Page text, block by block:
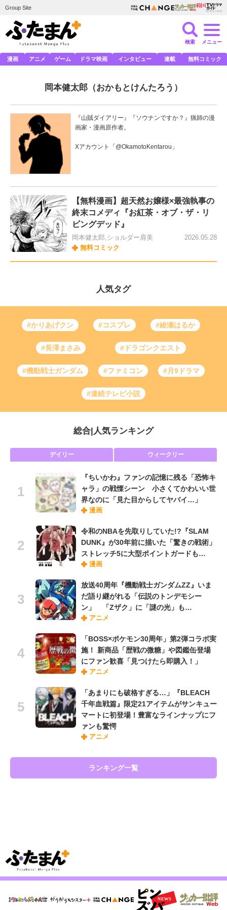
Group Site
検索 メニュー
漫画 アニメ ゲーム ドラマ映画 インタビュー 連載 無料コミック
岡本健太郎 （おかもとけんたろう）
『山賊ダイアリー』『ソウナンですか？』猟師の漫
画家・漫画原作者。
Xアカウント「 @OkamotoKentarou 」
【無料漫画】超天然お嬢様×最強執事の
終末コメディ『お紅茶・オブ・ザ・リ
ビングデッド』
岡本健太郎,ショルダー肩美
無料コミック
2026.05.28
人気タグ
#かりあげクン #コスプレ #綾瀬はるか
#長澤まさみ #ドラゴンクエスト
#機動戦士ガンダム #ファミコン #月9ドラマ
#連続テレビ小説
総合 人気ランキング
デイリー ウィークリー
『ちいかわ』ファンの記憶に残る「恐怖キ
ャラ」の戦慄シーン 小さくてかわいい世
界なのに「見た目からしてヤバイ…」
漫画
令和のNBAを先取りしていた!?『SLAM
DUNK』が30年前に描いた「驚きの戦術」
ストレッチ5に大型ポイントガードも…
漫画
放送40周年『機動戦士ガンダムZZ』いま
だ語り継がれる「伝説のトンデモシー
ン」 「Zザク」に「謎の光」も…
アニメ
「BOSS×ポケモン30周年」第2弾コラボ実
施！ 新商品「歴戦の微糖」や図鑑缶登場
にファン歓喜「見つけたら即購入！」
アニメ
「あまりにも破格すぎる…」『BLEACH
千年血戦篇』限定21アイテムがサンキュー
マートに初登場！豊富なラインナップにフ
ァンも驚愕
アニメ
ランキング一覧